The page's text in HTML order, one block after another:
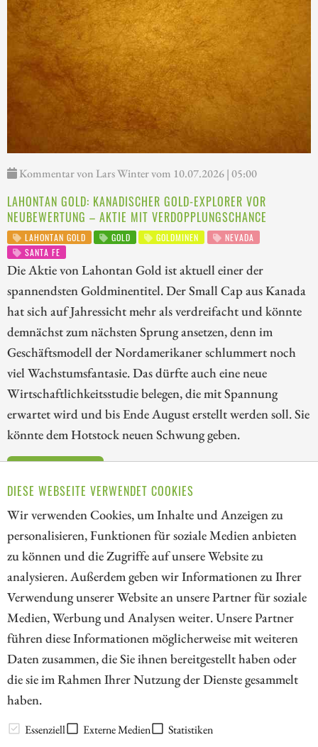
DIESE WEBSEITE VERWENDET COOKIES
Wir verwenden Cookies, um Inhalte und Anzeigen zu
personalisieren, Funktionen für soziale Medien anbieten
zu können und die Zugriffe auf unsere Website zu
analysieren. Außerdem geben wir Informationen zu Ihrer
Verwendung unserer Website an unsere Partner für soziale
Medien, Werbung und Analysen weiter. Unsere Partner
führen diese Informationen möglicherweise mit weiteren
Daten zusammen, die Sie ihnen bereitgestellt haben oder
die sie im Rahmen Ihrer Nutzung der Dienste gesammelt
haben.
Essenziell Externe Medien Statistiken
Kommentar von Lars Winter vom 10.07.2026 | 05:00
LAHONTAN GOLD: KANADISCHER GOLD-EXPLORER VOR
NEUBEWERTUNG – AKTIE MIT VERDOPPLUNGSCHANCE
LAHONTAN GOLD GOLD GOLDMINEN
NEVADA
SANTA FE
Die Aktie von Lahontan Gold ist aktuell einer der
spannendsten Goldminentitel. Der Small Cap aus Kanada
hat sich auf Jahressicht mehr als verdreifacht und könnte
demnächst zum nächsten Sprung ansetzen, denn im
Geschäftsmodell der Nordamerikaner schlummert noch
viel Wachstumsfantasie. Das dürfte auch eine neue
Wirtschaftlichkeitsstudie belegen, die mit Spannung
erwartet wird und bis Ende August erstellt werden soll. Sie
könnte dem Hotstock neuen Schwung geben.
4 5 6 7 8 9 10 11
// kapitalerhoehungen.de - © 2026 - Die Informationsplattform für
Investoren und Unternehmen rund um Kapitalerhöhung, Kapitalmarkt
und Unternehmensfinanzierung
LEXIKON